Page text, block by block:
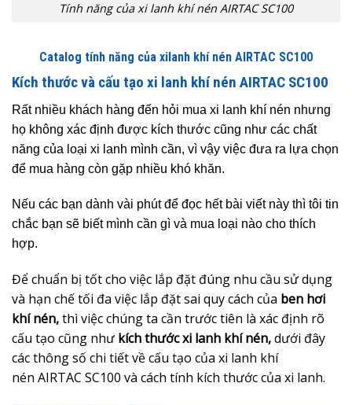
Tính năng của xi lanh khí nén AIRTAC SC100
Catalog tính năng của xilanh khí nén AIRTAC SC100
Kích thước và cấu tạo xi lanh khí nén AIRTAC SC100
Rất nhiều khách hàng đến hỏi mua xi lanh khí nén nhưng
họ không xác định được kích thước cũng như các chất
năng của loại xi lanh mình cần, vì vậy việc đưa ra lựa chọn
để mua hàng còn gặp nhiều khó khăn.
Nếu các bạn dành vài phút để đọc hết bài viết này thì tôi tin
chắc bạn sẽ biết mình cần gì và mua loại nào cho thích
hợp.
Để chuẩn bị tốt cho việc lắp đặt đúng nhu cầu sử dụng
và hạn chế tối đa việc lắp đặt sai quy cách của ben hơi
khí nén,thì việc chúng ta cần trước tiên là xác định rõ
cấu tạo cũng như kích thước xi lanh khí nén,dưới đây
các thông số chi tiết về cấu tạo của xi lanh khí
nén AIRTAC SC100 và cách tính kích thước của xi lanh.